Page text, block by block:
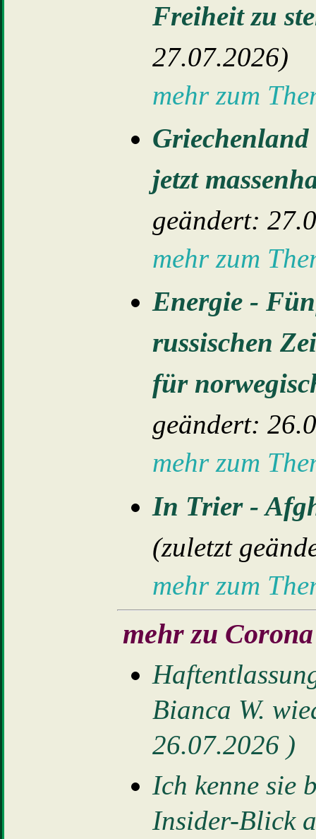
Freiheit zu
27.07.2026)
mehr zum
Griechenland
jetzt
geändert:
mehr zum
Energie -
russischen
für
geändert:
mehr zum
In Trier -
(zuletzt
mehr zum
mehr zu
Bianca W.
26.07.2026 )
Ich kenne sie
Insider-Blick